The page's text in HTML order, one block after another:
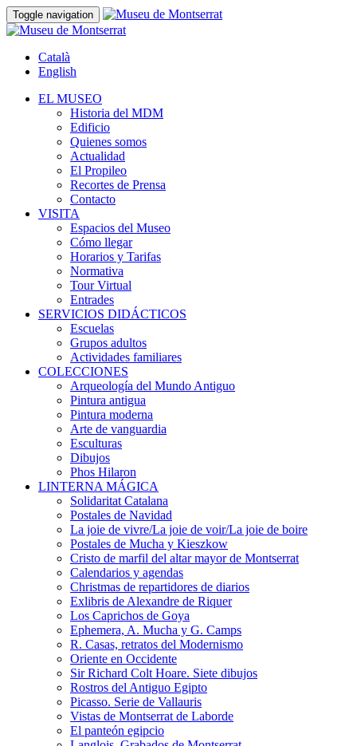
Toggle navigation
Català
English
EL MUSEO
Historia del MDM
Edificio
Quienes somos
Actualidad
El Propileo
Recortes de Prensa
Contacto
VISITA
Espacios del Museo
Cómo llegar
Horarios y Tarifas
Normativa
Tour Virtual
Entrades
SERVICIOS DIDÁCTICOS
Escuelas
Grupos adultos
Actividades familiares
COLECCIONES
Arqueología del Mundo Antiguo
Pintura antigua
Pintura moderna
Arte de vanguardia
Esculturas
Dibujos
Phos Hilaron
LINTERNA MÁGICA
Solidaritat Catalana
Postales de Navidad
La joie de vivre/La joie de voir/La joie de boire
Postales de Mucha y Kieszkow
Cristo de marfil del altar mayor de Montserrat
Calendarios y agendas
Christmas de repartidores de diarios
Exlibris de Alexandre de Riquer
Los Caprichos de Goya
Ephemera, A. Mucha y G. Camps
R. Casas, retratos del Modernismo
Oriente en Occidente
Sir Richard Colt Hoare. Siete dibujos
Rostros del Antiguo Egipto
Picasso. Serie de Vallauris
Vistas de Montserrat de Laborde
El panteón egipcio